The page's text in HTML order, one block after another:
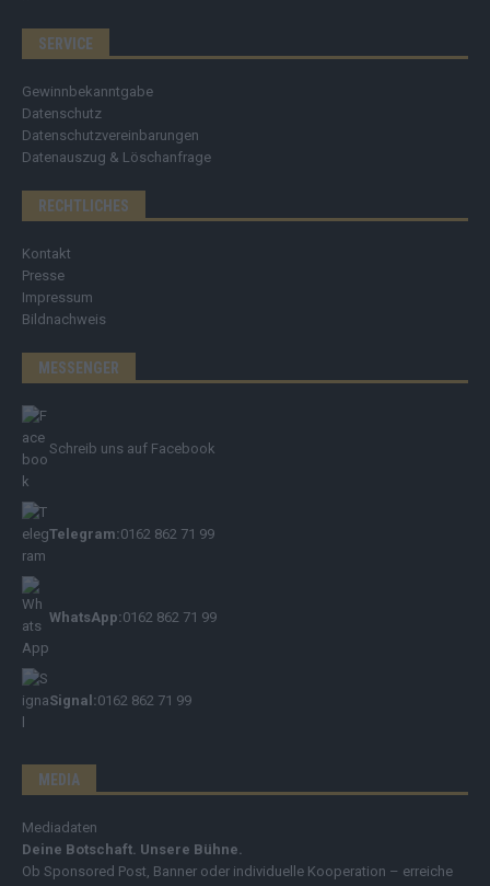
SERVICE
Gewinnbekanntgabe
Datenschutz
Datenschutzvereinbarungen
Datenauszug & Löschanfrage
RECHTLICHES
Kontakt
Presse
Impressum
Bildnachweis
MESSENGER
Schreib uns auf Facebook
Telegram:0162 862 71 99
WhatsApp:0162 862 71 99
Signal:0162 862 71 99
MEDIA
Mediadaten
Deine Botschaft. Unsere Bühne.
Ob Sponsored Post, Banner oder individuelle Kooperation – erreiche